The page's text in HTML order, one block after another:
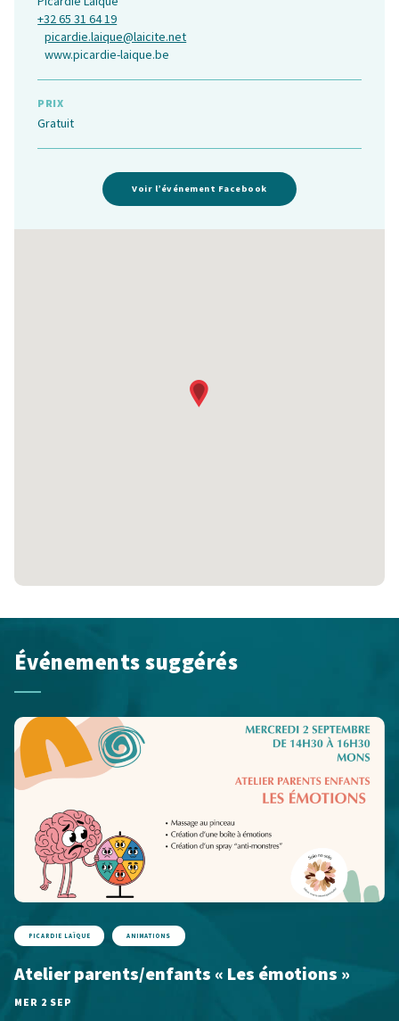
+32 65 31 64 19
picardie.laique@laicite.net
www.picardie-laique.be
PRIX
Gratuit
Voir l’événement Facebook
Événements suggérés
PICARDIE LAÏQUE ANIMATIONS
Atelier parents/enfants « Les émotions »
MER 2 SEP